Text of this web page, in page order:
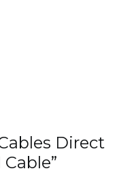
Direct